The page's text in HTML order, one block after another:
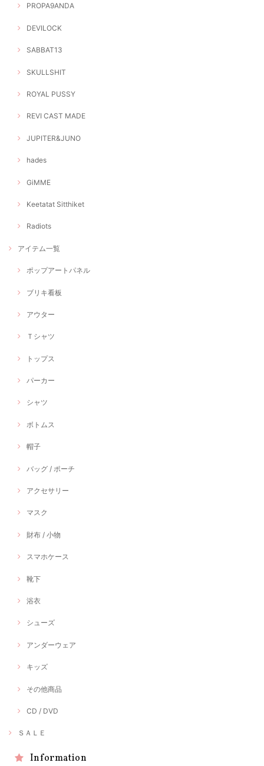
PROPA9ANDA
DEVILOCK
SABBAT13
SKULLSHIT
ROYAL PUSSY
REVI CAST MADE
JUPITER&JUNO
hades
GiMME
Keetatat Sitthiket
Radiots
アイテム一覧
ポップアートパネル
ブリキ看板
アウター
Ｔシャツ
トップス
パーカー
シャツ
ボトムス
帽子
バッグ / ポーチ
アクセサリー
マスク
財布 / 小物
スマホケース
靴下
浴衣
シューズ
アンダーウェア
キッズ
その他商品
CD / DVD
ＳＡＬＥ
Information